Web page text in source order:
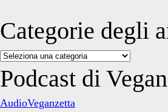
Categorie degli
Categorie
degli
articoli
Podcast di
AudioVeganzetta